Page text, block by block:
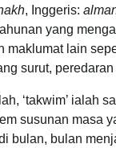
, Inggeris:
yang
maklumat lain
surut,
‘takwim’ ialah
susunan masa
bulan, bulan